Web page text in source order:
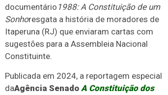
documentário 1988: A Constituição de um
Sonhoresgata a história de moradores de
Itaperuna (RJ) que enviaram cartas com
sugestões para a Assembleia Nacional
Constituinte.
Publicada em 2024, a reportagem especial
daAgência Senado A Constituição dos